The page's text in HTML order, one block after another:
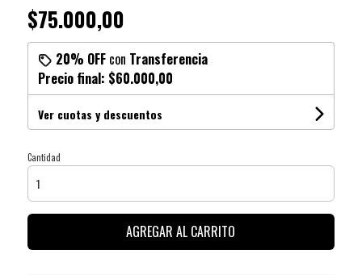
$75.000,00
20% OFFcon Transferencia
Precio final: $60.000,00
Ver cuotas y descuentos
Cantidad
AGREGAR AL CARRITO